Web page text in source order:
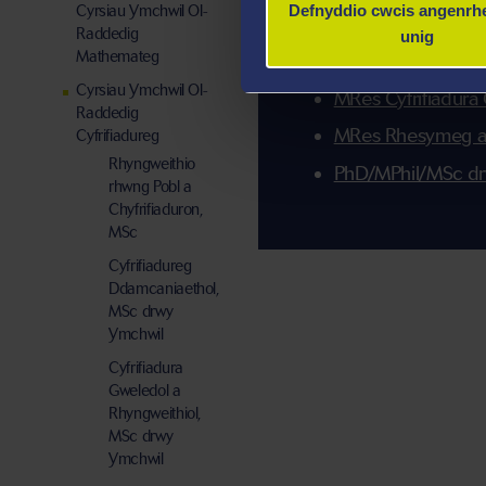
Defnyddio cwcis
unig
MRes
Dyfodol
MRes
MRes Rhesymeg
PhD/MPhil/MSc
Cyrsiau Ymchwil Ol-
Raddedig
Mathemateg
Cyrsiau Ymchwil Ol-
Raddedig
Cyfrifiadureg
Rhyngweithio
rhwng Pobl a
Chyfrifiaduron,
MSc
Cyfrifiadureg
Ddamcaniaethol,
MSc drwy
Ymchwil
Cyfrifiadura
Gweledol a
Rhyngweithiol,
MSc drwy
Ymchwil